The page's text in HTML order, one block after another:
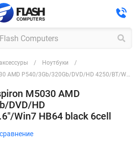
Ноутбуки
Ноутбук Dell Inspiron M5030 AMD P540/3Gb/320Gb/DVD/HD 4250/BT/WF/15.6"/Win7 HB64 black 6cell
M5030 AMD
DVD/HD
Win7 HB64 black 6cell